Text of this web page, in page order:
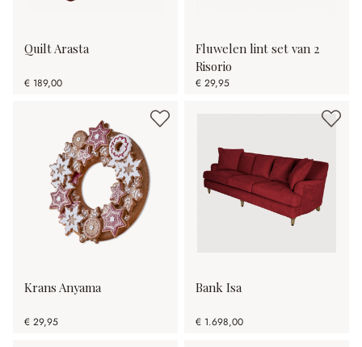
Quilt Arasta
€ 189,00
Fluwelen lint set van 2
Risorio
€ 29,95
Krans Anyama
€ 29,95
Bank Isa
€ 1.698,00